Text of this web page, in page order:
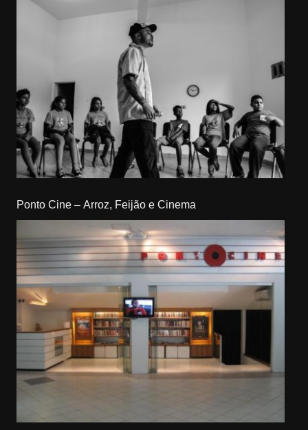
Ponto Cine – Arroz, Feijão e Cinema